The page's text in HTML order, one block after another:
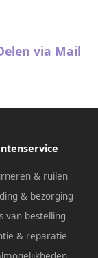
& ruilen
& bezorging
van bestelling
& reparatie